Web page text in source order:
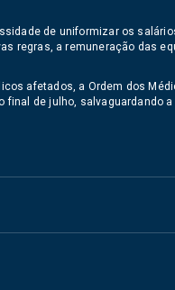
de uniformizar os
regras, a remuneração das
afetados, a Ordem dos
de julho, salvaguardando